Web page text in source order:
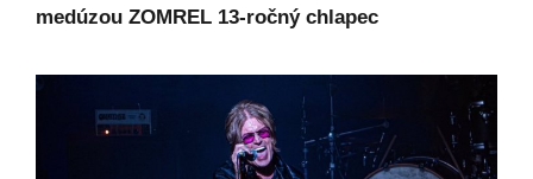
medúzou ZOMREL 13-ročný chlapec